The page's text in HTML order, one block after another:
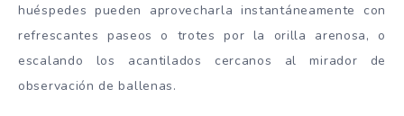
huéspedes pueden aprovecharla instantáneamente con
refrescantes paseos o trotes por la orilla arenosa, o
escalando los acantilados cercanos al mirador de
observación de ballenas.